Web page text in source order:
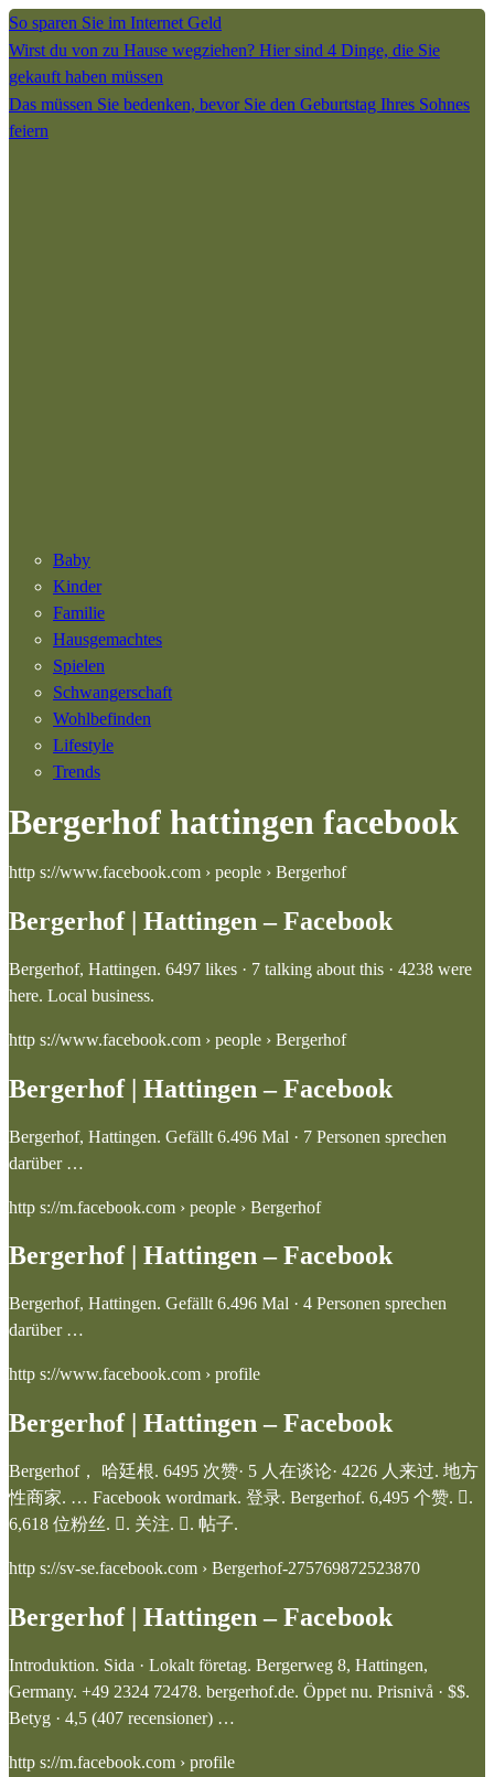
So sparen Sie im Internet Geld
Wirst du von zu Hause wegziehen? Hier sind 4 Dinge, die Sie
gekauft haben müssen
Das müssen Sie bedenken, bevor Sie den Geburtstag Ihres Sohnes
feiern
Baby
Kinder
Familie
Hausgemachtes
Spielen
Schwangerschaft
Wohlbefinden
Lifestyle
Trends
Bergerhof hattingen facebook
http s://www.facebook.com › people › Bergerhof
Bergerhof | Hattingen – Facebook
Bergerhof, Hattingen. 6497 likes · 7 talking about this · 4238 were
here. Local business.
http s://www.facebook.com › people › Bergerhof
Bergerhof | Hattingen – Facebook
Bergerhof, Hattingen. Gefällt 6.496 Mal · 7 Personen sprechen
darüber …
http s://m.facebook.com › people › Bergerhof
Bergerhof | Hattingen – Facebook
Bergerhof, Hattingen. Gefällt 6.496 Mal · 4 Personen sprechen
darüber …
http s://www.facebook.com › profile
Bergerhof | Hattingen – Facebook
Bergerhof， 哈廷根. 6495 次赞· 5 人在谈论· 4226 人来过. 地方
性商家. … Facebook wordmark. 登录. Bergerhof. 6,495 个赞. 󱞋.
6,618 位粉丝. 󱙶. 关注. 󰟝. 帖子.
http s://sv-se.facebook.com › Bergerhof-275769872523870
Bergerhof | Hattingen – Facebook
Introduktion. Sida · Lokalt företag. Bergerweg 8, Hattingen,
Germany. +49 2324 72478. bergerhof.de. Öppet nu. Prisnivå · $$.
Betyg · 4,5 (407 recensioner) …
http s://m.facebook.com › profile